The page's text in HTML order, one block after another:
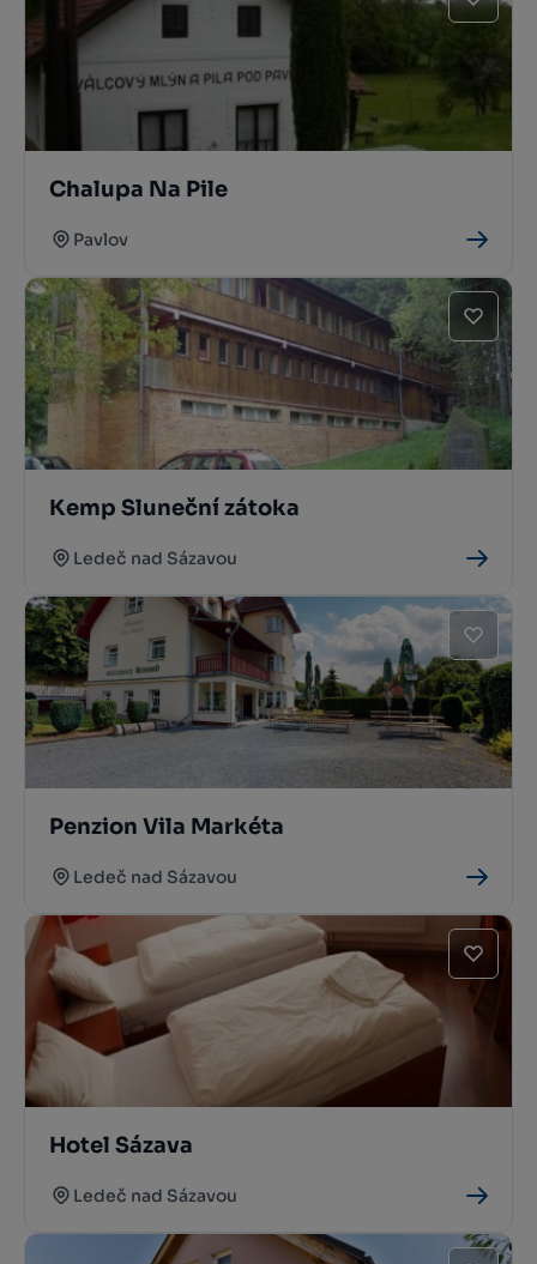
Chalupa Na Pile
Pavlov
Kemp Sluneční zátoka
Ledeč nad Sázavou
Penzion Vila Markéta
Ledeč nad Sázavou
Hotel Sázava
Ledeč nad Sázavou